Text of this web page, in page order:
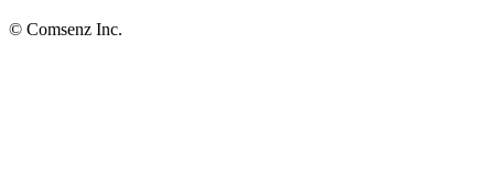
© Comsenz Inc.